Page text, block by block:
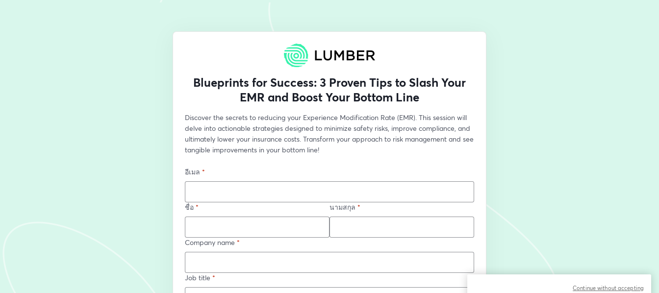
Blueprints for Success: 3 Proven Tips to Slash Your
EMR and Boost Your Bottom Line
Discover the secrets to reducing your Experience Modification Rate (EMR). This session will
delve into actionable strategies designed to minimize safety risks, improve compliance, and
ultimately lower your insurance costs. Transform your approach to risk management and see
tangible improvements in your bottom line!
อีเมล *
ชื่อ * นามสกุล *
Company name *
Job title *
Continue without accepting